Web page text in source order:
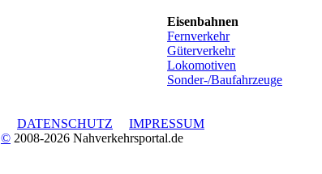
Eisenbahnen
Fernverkehr
Güterverkehr
Lokomotiven
Sonder-/Baufahrzeuge
DATENSCHUTZ
IMPRESSUM
© 2008-2026 Nahverkehrsportal.de